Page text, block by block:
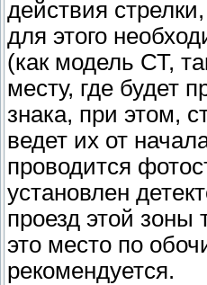
действия
для этого
(как модель СТ,
месту, где будет
знака, при этом,
ведет их от
проводится
установлен
проезд этой зоны
это место по
рекомендуется.